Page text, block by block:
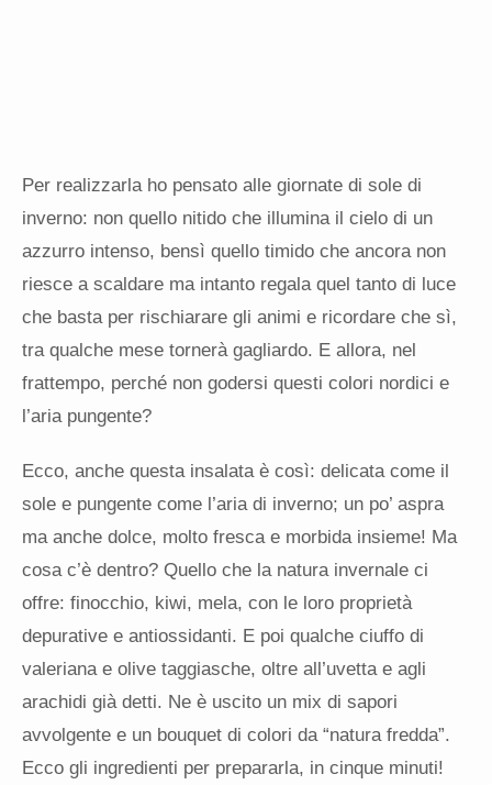
Per realizzarla ho pensato alle giornate di sole di
inverno: non quello nitido che illumina il cielo di un
azzurro intenso, bensì quello timido che ancora non
riesce a scaldare ma intanto regala quel tanto di luce
che basta per rischiarare gli animi e ricordare che sì,
tra qualche mese tornerà gagliardo. E allora, nel
frattempo, perché non godersi questi colori nordici e
l’aria pungente?
Ecco, anche questa insalata è così: delicata come il
sole e pungente come l’aria di inverno; un po’ aspra
ma anche dolce, molto fresca e morbida insieme! Ma
cosa c’è dentro? Quello che la natura invernale ci
offre: finocchio, kiwi, mela, con le loro proprietà
depurative e antiossidanti. E poi qualche ciuffo di
valeriana e olive taggiasche, oltre all’uvetta e agli
arachidi già detti. Ne è uscito un mix di sapori
avvolgente e un bouquet di colori da “natura fredda”.
Ecco gli ingredienti per prepararla, in cinque minuti!